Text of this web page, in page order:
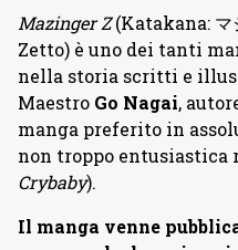
Mazinger Z(Katakana: マ
Zetto) è uno dei tanti
nella storia scritti e
Maestro Go Nagai,
manga preferito in
non troppo entusiastica
Crybaby).
Il manga venne